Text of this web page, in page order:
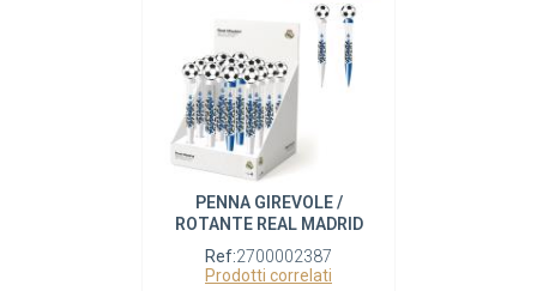
PENNA GIREVOLE /
ROTANTE REAL MADRID
Ref:2700002387
Prodotti correlati